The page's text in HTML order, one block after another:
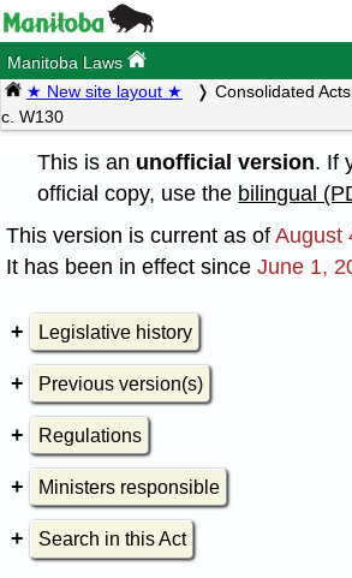
Manitoba Laws
★ New site layout ★ Consolidated
c. W130
This is an unofficial version. If
official copy, use the bilingual
This version is current as of August
It has been in effect since June 1,
Legislative history
Previous version(s)
Regulations
Ministers responsible
Search in this Act